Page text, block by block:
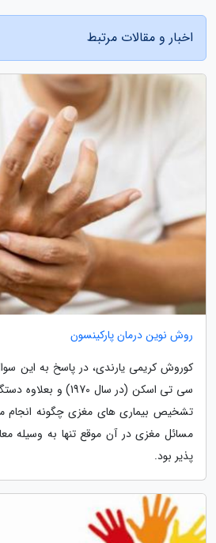
اخبار و مقالات مرتبط
روش نوین درمان پارکینسون
کوروش کریمی یارندی، در پاسخ به این
تشخیص بیماری های مغزی چگونه
مسائل مغزی در آن موقع تنها به وسیله
پذیر بود.